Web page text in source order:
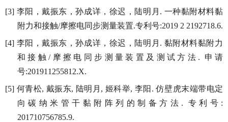
[3] 李阳，戴振东，孙成详，徐迟，陆明月 . 一种黏附材料黏
附力和接触/摩擦电同步测量装置.专利号:2019 2 2192718.6.
[4] 李阳，戴振东，孙成详，徐迟，陆明月 . 黏附材料黏附力
和接触/摩擦电同步测量装置及测试方法 . 申请
号:201911255812.X.
[5] 何青松, 戴振东, 陆明月 , 姬科举, 李阳.仿壁虎末端带电定
向碳纳米管干黏附阵列的制备方法 . 专利号 :
201710756785.9.